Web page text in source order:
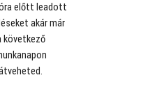
előtt leadott
akár már
következő